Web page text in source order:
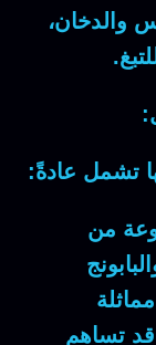
والدخان،
تشمل عادةً:
من
تساهم